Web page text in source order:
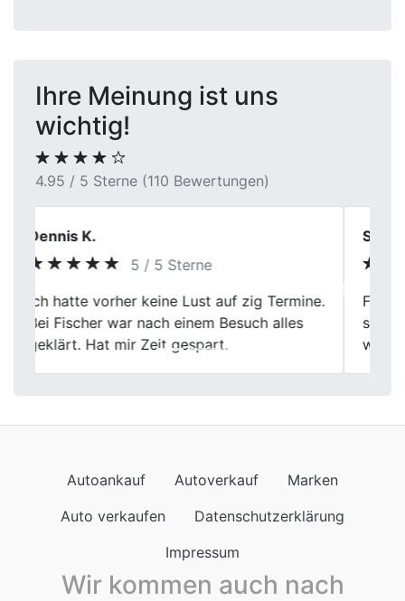
Ihre Meinung ist uns
wichtig!
4.95 / 5 Sterne (110 Bewertungen)
Silvia Schneider
5 / 5 Sterne
Freundliches Personal, die Abwicklung war
sehr gut und total unkompliziert. Immer
wieder gern. Liebe Grüße
Previous Next
Autoankauf Autoverkauf
Marken
Auto verkaufen
Datenschutzerklärung
Impressum
Wir kommen auch nach